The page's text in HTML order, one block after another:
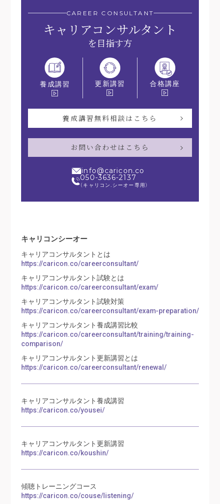
CAREER CONSULTANT
キャリアコンサルタント
を目指す方
養成講習 更新講習 合格講座
養成講習無料相談はこちら
お問い合わせはこちら
info@caricon.co
050-3636-2137
（キャリコン.シーオー専用）
キャリコンシーオー
キャリアコンサルタントとは
https://caricon.co/careerconsultant/
キャリアコンサルタント試験とは
https://caricon.co/careerconsultant/exam/
キャリアコンサルタント試験対策
https://caricon.co/careerconsultant/exam-preparation/
キャリアコンサルタント養成講習比較
https://caricon.co/careerconsultant/training/training-
comparison/
キャリアコンサルタント更新講習とは
https://caricon.co/careerconsultant/renewal/
キャリアコンサルタント養成講習
https://caricon.co/yousei/
キャリアコンサルタント更新講習
https://caricon.co/koushin/
傾聴トレーニングコース
https://caricon.co/couse/listening/